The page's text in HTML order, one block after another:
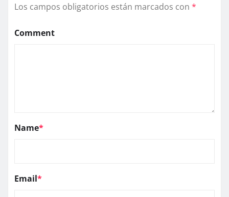
Los campos obligatorios están marcados con *
Comment
Name*
Email*